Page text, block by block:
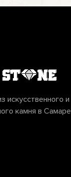
искусственного и
камня в Самаре